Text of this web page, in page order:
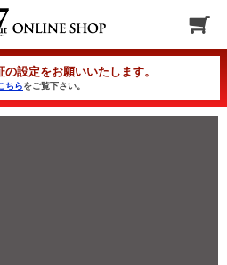
設定をお願いいたします。
ちらをご覧下さい。